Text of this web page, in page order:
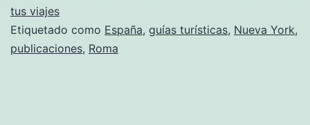
tus viajes
Etiquetado como España, guías turísticas, Nueva York,
publicaciones, Roma